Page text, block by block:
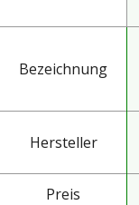
Bezeichnung
Hersteller
Preis